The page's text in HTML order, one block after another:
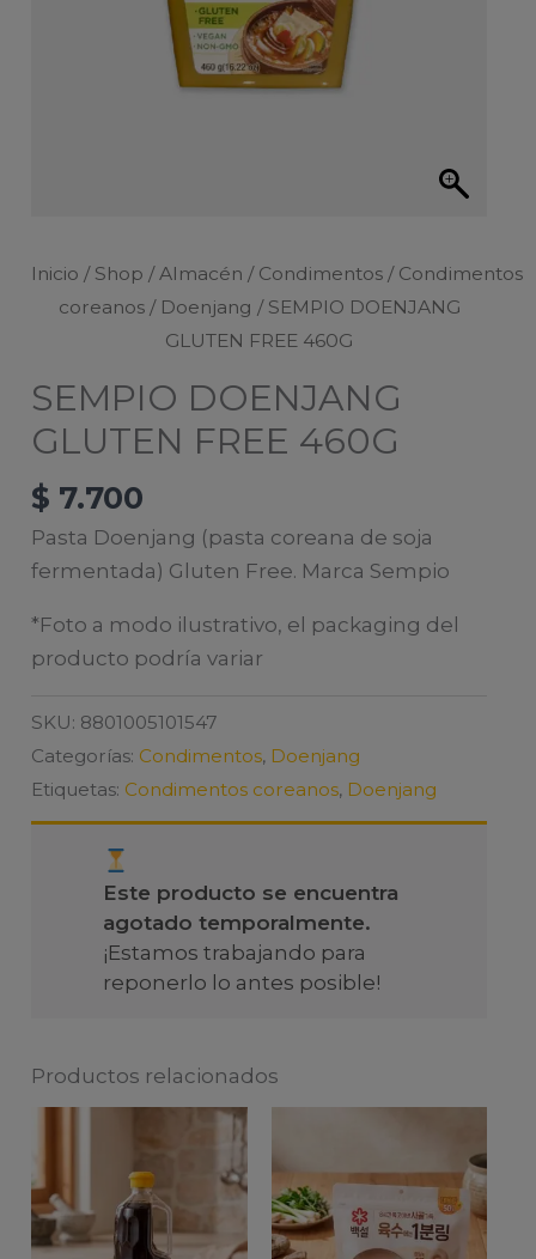
Inicio / Shop /Almacén / Condimentos / Condimentos
coreanos/ Doenjang / SEMPIO DOENJANG
GLUTEN FREE 460G
SEMPIO DOENJANG
GLUTEN FREE 460G
$ 7.700
Pasta Doenjang (pasta coreana de soja
fermentada) Gluten Free. Marca Sempio
*Foto a modo ilustrativo, el packaging del
producto podría variar
SKU: 8801005101547
Categorías: Condimentos, Doenjang
Etiquetas: Condimentos coreanos, Doenjang
Este producto se encuentra
agotado temporalmente.
¡Estamos trabajando para
reponerlo lo antes posible!
Productos relacionados